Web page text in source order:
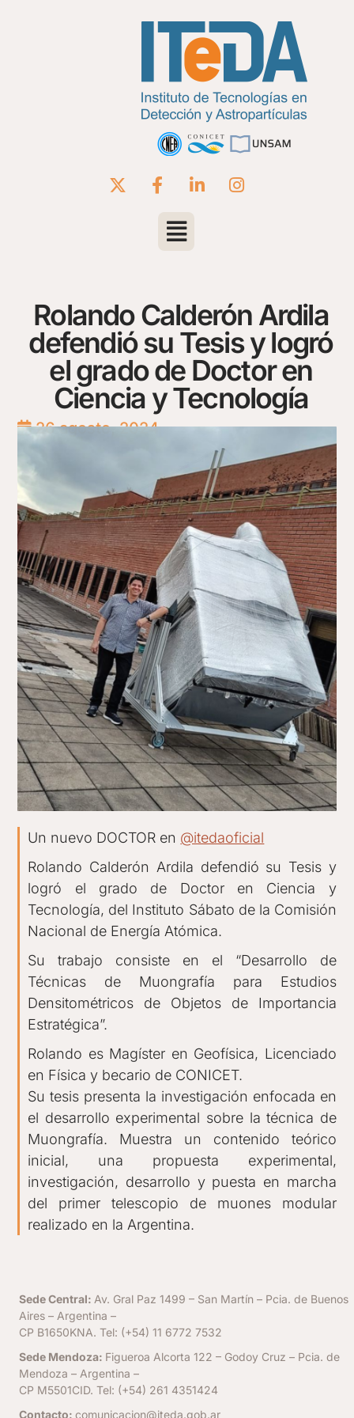
Rolando Calderón Ardila
defendió su Tesis y logró
el grado de Doctor en
Ciencia y Tecnología
26 agosto, 2024
Un nuevo DOCTOR en @itedaoficial
Rolando Calderón Ardila defendió su Tesis y
logró el grado de Doctor en Ciencia y
Tecnología, del Instituto Sábato de la Comisión
Nacional de Energía Atómica.
Su trabajo consiste en el “Desarrollo de
Técnicas de Muongrafía para Estudios
Densitométricos de Objetos de Importancia
Estratégica”.
Rolando es Magíster en Geofísica, Licenciado
en Física y becario de CONICET.
Su tesis presenta la investigación enfocada en
el desarrollo experimental sobre la técnica de
Muongrafía. Muestra un contenido teórico
inicial, una propuesta experimental,
investigación, desarrollo y puesta en marcha
del primer telescopio de muones modular
realizado en la Argentina.
Sede Central: Av. Gral Paz 1499 – San Martín – Pcia. de Buenos
Aires – Argentina –
CP B1650KNA. Tel: (+54) 11 6772 7532
Sede Mendoza: Figueroa Alcorta 122 – Godoy Cruz – Pcia. de
Mendoza – Argentina –
CP M5501CID. Tel: (+54) 261 4351424
Contacto: comunicacion@iteda.gob.ar